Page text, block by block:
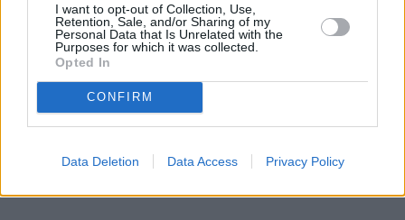
I want to opt-out of Collection, Use,
Retention, Sale, and/or Sharing of my
Personal Data that Is Unrelated with the
Purposes for which it was collected.
Opted In
CONFIRM
Data Deletion Data Access Privacy Policy
les coûts et les avantages, et propose des conseils pour prendre des
décisions d'achat éclairées.
2025-04-17Redazione